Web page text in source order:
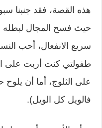
هذه القصة، فقد جنبنا
حيث فسح المجال لبطله
سريع الانفعال، أحب
طفولتي كنت أربت على
على الثلوج، أما أن
فالويل كل الويل).